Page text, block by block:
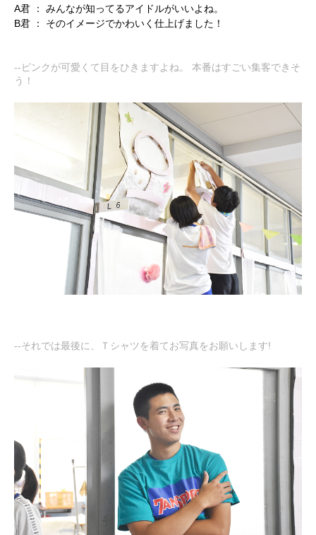
A君 ：
みんなが知ってるアイドルがいいよね。
B君 ：
そのイメージでかわいく仕上げました！
--ピンクが可愛くて目をひきますよね。 本番はすごい集客できそ
う！
--それでは最後に、Ｔシャツを着てお写真をお願いします!